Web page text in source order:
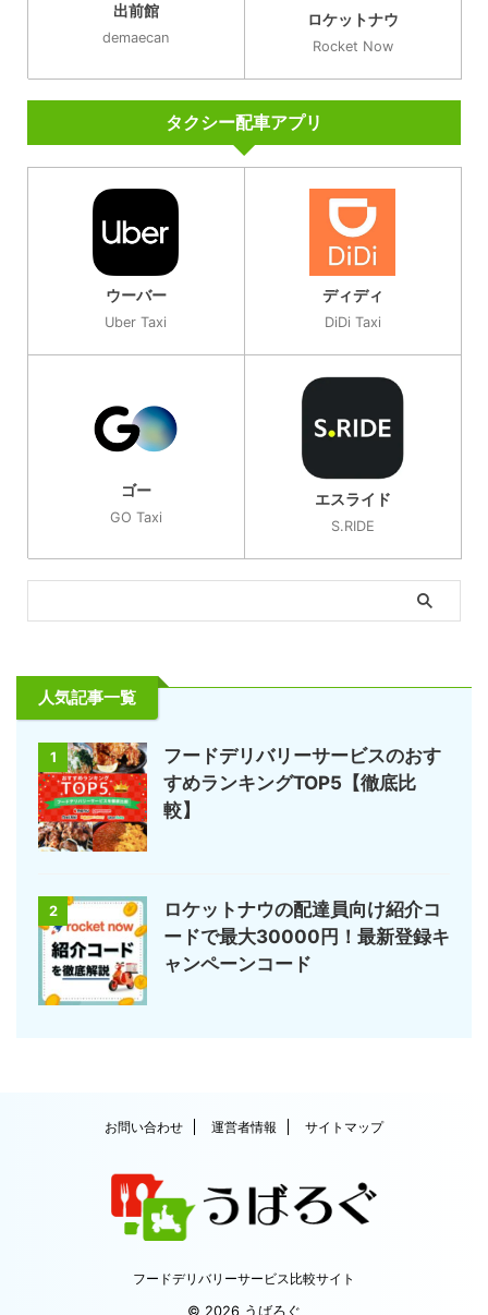
出前館
demaecan
ロケットナウ
Rocket Now
タクシー配車アプリ
ウーバー
Uber Taxi
ディディ
DiDi Taxi
ゴー
GO Taxi
エスライド
S.RIDE
人気記事一覧
1
フードデリバリーサービスのおす
すめランキングTOP5【徹底比
較】
2
ロケットナウの配達員向け紹介コ
ードで最大30000円！最新登録キ
ャンペーンコード
お問い合わせ 運営者情報 サイトマップ
フードデリバリーサービス比較サイト
© 2026 うばろぐ